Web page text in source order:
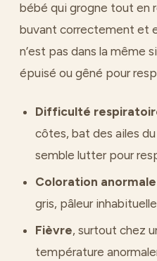
bébé qui grogne tout en
buvant correctement et
n’est pas dans la même
épuisé ou gêné pour
Difficulté
côtes, bat des ailes
semble lutter pour
Coloration anormale
gris, pâleur
Fièvre, surtout chez
température